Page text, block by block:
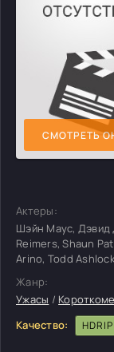
СМОТРЕТЬ
Актеры:
Шэйн Маус, Дэвид
Reimers, Shaun
Arino, Todd
Жанр:
Ужасы /
Качество:
HDRIP